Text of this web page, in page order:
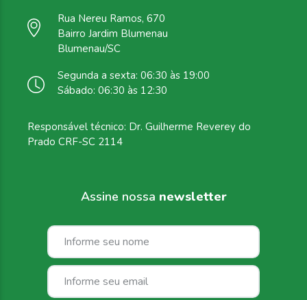
Rua Nereu Ramos, 670
Bairro Jardim Blumenau
Blumenau/SC
Segunda a sexta: 06:30 às 19:00
Sábado: 06:30 às 12:30
Responsável técnico: Dr. Guilherme Reverey do
Prado CRF-SC 2114
Assine nossa newsletter